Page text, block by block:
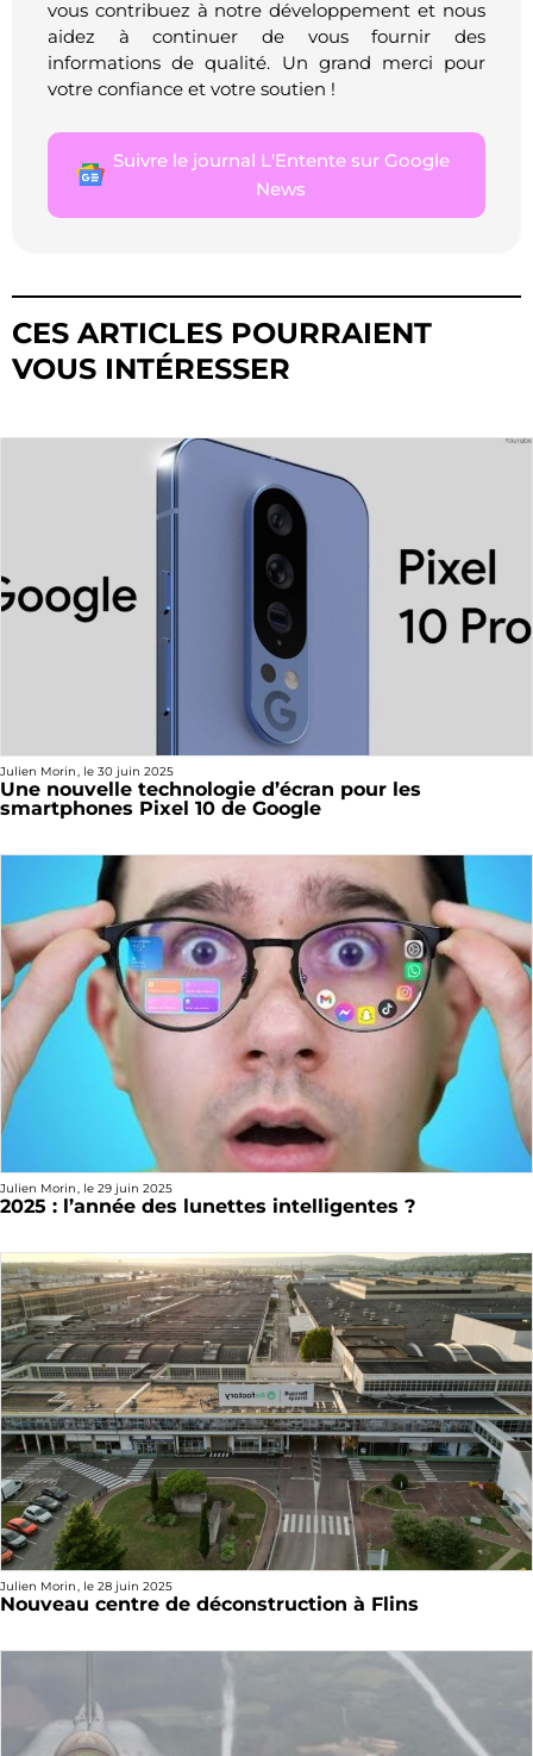
vous contribuez à notre développement et nous
aidez à continuer de vous fournir des
informations de qualité. Un grand merci pour
votre confiance et votre soutien !
Suivre le journal L'Entente sur Google
News
CES ARTICLES POURRAIENT
VOUS INTÉRESSER
Julien Morin, le 30 juin 2025
Une nouvelle technologie d’écran pour les
smartphones Pixel 10 de Google
Julien Morin, le 29 juin 2025
2025 : l’année des lunettes intelligentes ?
Julien Morin, le 28 juin 2025
Nouveau centre de déconstruction à Flins